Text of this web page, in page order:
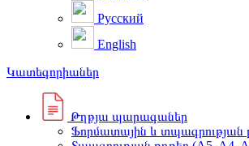
Русский
English
Կատեգորիաներ
Թղթյա պարագաներ
Ֆորմատային և տպագրության